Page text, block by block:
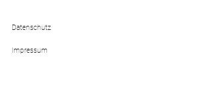
Datenschutz
Impressum